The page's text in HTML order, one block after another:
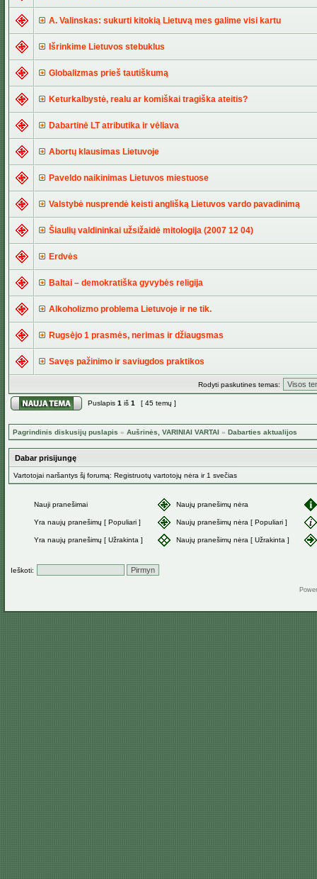
A. Valinskas: sukurti kitokią Lietuvą mes galime visi kartu
Išrinkime Lietuvos stebuklus
Globalizmas prieš tautiškumą
Keturkalbystė, realu ar komiškai tragiška ateitis?
Dabartinė LT atributika ir vėliava
Abortų klausimas Lietuvoje
Paveldo naikinimas Lietuvos miestuose
Valstybė nusprendė keisti anglišką Lietuvos vardo pavadinimą
Šiaulių valdininkai užsižaidė mitologija (2007 12 04)
Erdvės
Baltai – demokratiška gyvybės religija
Alkoholizmo problema Lietuvoje ir ne tik.
Rugsėjo 1 prasmės, nerimas ir džiaugsmas
Savęs pažinimo ir saviugdos praktikos
Rodyti paskutines temas:
Puslapis 1 iš 1 [ 45 temų ]
Pagrindinis diskusijų puslapis » Aušrinės, VARINIAI VARTAI » Dabarties aktualijos
Dabar prisijungę
Vartotojai naršantys šį forumą: Registruotų vartotojų nėra ir 1 svečias
Nauji pranešimai Naujų pranešimų nėra
Yra naujų pranešimų [ Populiari ] Naujų pranešimų nėra [ Populiari ]
Yra naujų pranešimų [ Užrakinta ] Naujų pranešimų nėra [ Užrakinta ]
Ieškoti: